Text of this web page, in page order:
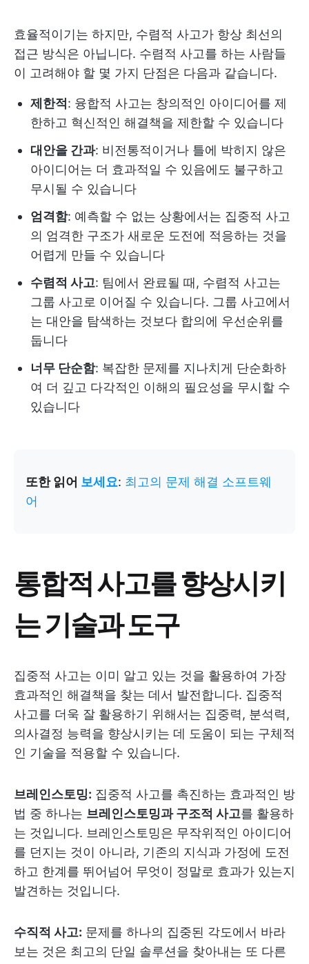
효율적이기는 하지만, 수렴적 사고가 항상 최선의
접근 방식은 아닙니다. 수렴적 사고를 하는 사람들
이 고려해야 할 몇 가지 단점은 다음과 같습니다.
제한적 : 융합적 사고는 창의적인 아이디어를 제
한하고 혁신적인 해결책을 제한할 수 있습니다
대안을 간과: 비전통적이거나 틀에 박히지 않은
아이디어는 더 효과적일 수 있음에도 불구하고
무시될 수 있습니다
엄격함: 예측할 수 없는 상황에서는 집중적 사고
의 엄격한 구조가 새로운 도전에 적응하는 것을
어렵게 만들 수 있습니다
수렴적 사고: 팀에서 완료될 때, 수렴적 사고는
그룹 사고로 이어질 수 있습니다. 그룹 사고에서
는 대안을 탐색하는 것보다 합의에 우선순위를
둡니다
너무 단순함: 복잡한 문제를 지나치게 단순화하
여 더 깊고 다각적인 이해의 필요성을 무시할 수
있습니다
또한 읽어 보세요: 최고의 문제 해결 소프트웨
어
통합적 사고를 향상시키
는 기술과 도구
집중적 사고는 이미 알고 있는 것을 활용하여 가장
효과적인 해결책을 찾는 데서 발전합니다. 집중적
사고를 더욱 잘 활용하기 위해서는 집중력, 분석력,
의사결정 능력을 향상시키는 데 도움이 되는 구체적
인 기술을 적용할 수 있습니다.
브레인스토밍: 집중적 사고를 촉진하는 효과적인 방
법 중 하나는 브레인스토밍과 구조적 사고를 활용하
는 것입니다. 브레인스토밍은 무작위적인 아이디어
를 던지는 것이 아니라, 기존의 지식과 가정에 도전
하고 한계를 뛰어넘어 무엇이 정말로 효과가 있는지
발견하는 것입니다.
수직적 사고: 문제를 하나의 집중된 각도에서 바라
보는 것은 최고의 단일 솔루션을 찾아내는 또 다른